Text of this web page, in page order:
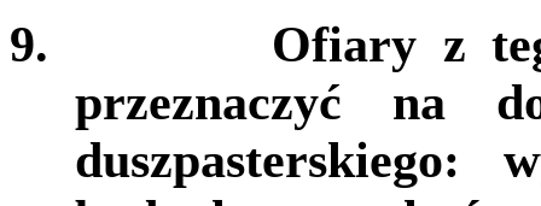
9.
Ofiary z
przeznaczyć na
duszpasterskiego: